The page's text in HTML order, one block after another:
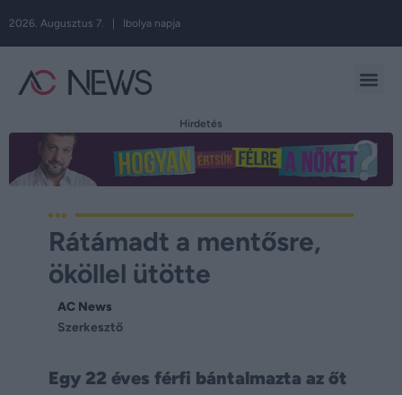
2026. Augusztus 7. | Ibolya napja
Hirdetés
Rátámadt a mentősre,
ököllel ütötte
AC News
Szerkesztő
Egy 22 éves férfi bántalmazta az őt